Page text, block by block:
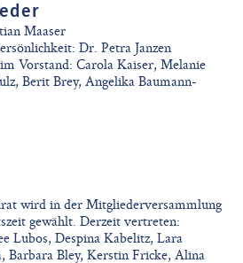
Maaser
Dr. Petra Janzen
Vorstand: Carola Kaiser, Melanie
Berit Brey, Angelika Baumann-
wird in der Mitgliederversammlung
gewählt. Derzeit vertreten:
Lubos, Despina Kabelitz, Lara
Barbara Bley, Kerstin Fricke, Alina